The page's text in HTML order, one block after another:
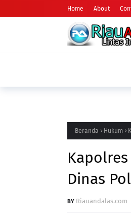
Home About
Motor
Beranda Hukum
Dinas
Riauandalas.com